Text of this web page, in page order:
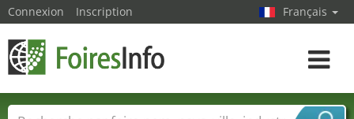
Connexion Inscription Français
Toggle